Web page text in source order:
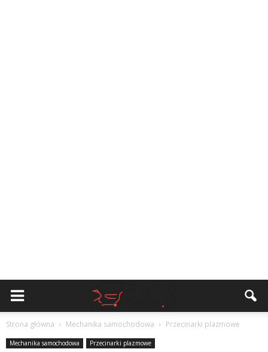
Strona główna Mechanika samochodowa Przecinarki plazmowe
Mechanika samochodowa Przecinarki plazmowe